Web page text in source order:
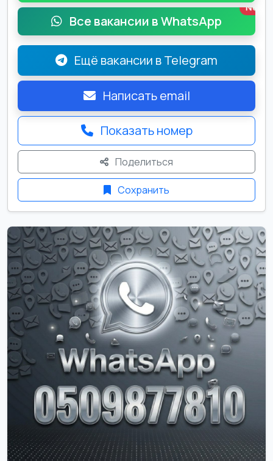
Все вакансии в WhatsApp
New
Ещё вакансии в Telegram
Написать email
Показать номер
Поделиться
Сохранить